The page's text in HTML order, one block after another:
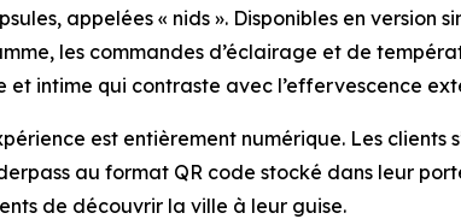
appelées « nids ». Disponibles en
les commandes d’éclairage et de
et intime qui contraste avec l’effervescence
est entièrement numérique. Les
au format QR code stocké dans leur
de découvrir la ville à leur guise.